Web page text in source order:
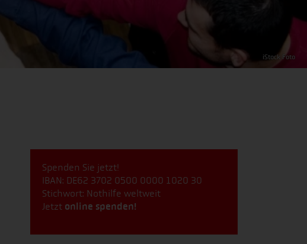
iStock Foto
Spenden Sie jetzt!
IBAN: DE62 3702 0500 0000 1020 30
Stichwort: Nothilfe weltweit
Jetzt online spenden!